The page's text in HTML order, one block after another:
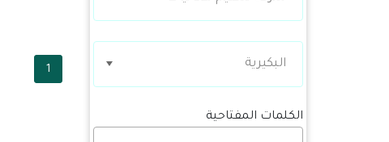
البكيرية
الكلمات المفتاحية
1